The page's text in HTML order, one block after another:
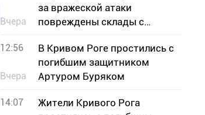
Вчера
за вражеской атаки
повреждены склады с
зерном
12:56
Вчера
В Кривом Роге простились с
погибшим защитником
Артуром Буряком
14:07
Жители Кривого Рога